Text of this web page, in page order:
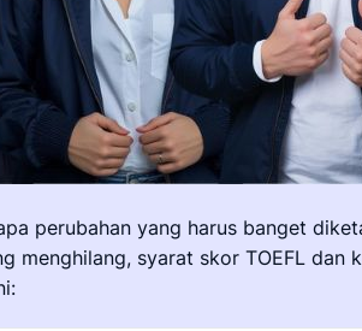
perubahan yang harus banget
syarat skor TOEFL